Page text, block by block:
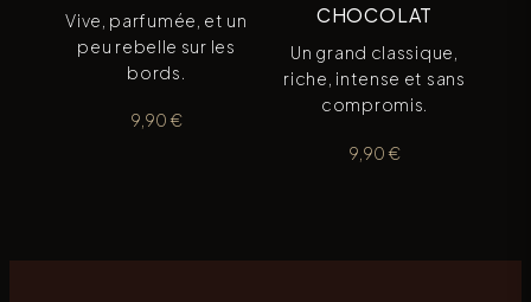
Vive, parfumée, et un
peu rebelle sur les
bords.
9,90 €
CHOCOLAT
Un grand classique,
riche, intense et sans
compromis.
9,90 €